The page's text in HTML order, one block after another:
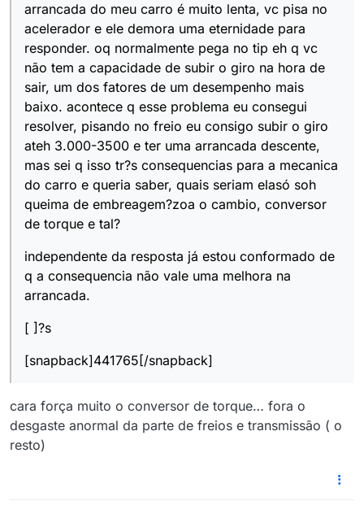
arrancada do meu carro é muito lenta, vc pisa no
acelerador e ele demora uma eternidade para
responder. oq normalmente pega no tip eh q vc
não tem a capacidade de subir o giro na hora de
sair, um dos fatores de um desempenho mais
baixo. acontece q esse problema eu consegui
resolver, pisando no freio eu consigo subir o giro
ateh 3.000-3500 e ter uma arrancada descente,
mas sei q isso tr?s consequencias para a mecanica
do carro e queria saber, quais seriam elasó soh
queima de embreagem?zoa o cambio, conversor
de torque e tal?
independente da resposta já estou conformado de
q a consequencia não vale uma melhora na
arrancada.
[ ]?s
[snapback]441765[/snapback]
cara força muito o conversor de torque… fora o
desgaste anormal da parte de freios e transmissão ( o
resto)